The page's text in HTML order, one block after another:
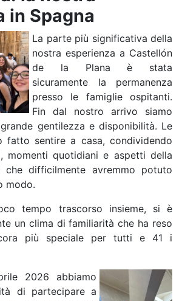
in Spagna
La parte più significativa della
nostra esperienza a Castellón
de la Plana è stata
sicuramente la permanenza
presso le famiglie ospitanti.
Fin dal nostro arrivo siamo
gentilezza e disponibilità. Le
fatto sentire a casa, condividendo
momenti quotidiani e aspetti della
che difficilmente avremmo potuto
modo.
tempo trascorso insieme, si è
un clima di familiarità che ha reso
più speciale per tutti e 41 i
2026 abbiamo
di partecipare a